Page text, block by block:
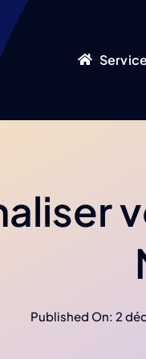
Published On: 2